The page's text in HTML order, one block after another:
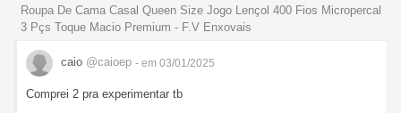
Roupa De Cama Casal Queen Size Jogo Lençol 400 Fios Micropercal
3 Pçs Toque Macio Premium - F.V Enxovais
caio @caioep - em 03/01/2025
Comprei 2 pra experimentar tb